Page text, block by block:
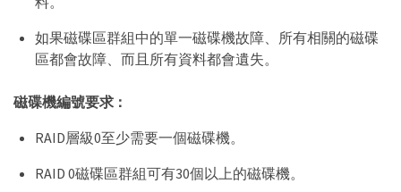
如果磁碟區群組中的單一磁碟機故障、所有相關的磁碟
區都會故障、而且所有資料都會遺失。
磁碟機編號要求：
RAID層級0至少需要一個磁碟機。
RAID 0磁碟區群組可有30個以上的磁碟機。